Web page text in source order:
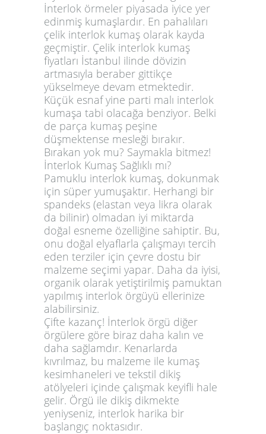
İnterlok örmeler piyasada iyice yer
edinmiş kumaşlardır. En pahalıları
çelik interlok kumaş olarak kayda
geçmiştir. Çelik interlok kumaş
fiyatları İstanbul ilinde dövizin
artmasıyla beraber gittikçe
yükselmeye devam etmektedir.
Küçük esnaf yine parti malı interlok
kumaşa tabi olacağa benziyor. Belki
de parça kumaş peşine
düşmektense mesleği bırakır.
Bırakan yok mu? Saymakla bitmez!
İnterlok Kumaş Sağlıklı mı?
Pamuklu interlok kumaş, dokunmak
için süper yumuşaktır. Herhangi bir
spandeks (elastan veya likra olarak
da bilinir) olmadan iyi miktarda
doğal esneme özelliğine sahiptir. Bu,
onu doğal elyaflarla çalışmayı tercih
eden terziler için çevre dostu bir
malzeme seçimi yapar. Daha da iyisi,
organik olarak yetiştirilmiş pamuktan
yapılmış interlok örgüyü ellerinize
alabilirsiniz.
Çifte kazanç! İnterlok örgü diğer
örgülere göre biraz daha kalın ve
daha sağlamdır. Kenarlarda
kıvrılmaz, bu malzeme ile kumaş
kesimhaneleri ve tekstil dikiş
atölyeleri içinde çalışmak keyifli hale
gelir. Örgü ile dikiş dikmekte
yeniyseniz, interlok harika bir
başlangıç ​​noktasıdır.